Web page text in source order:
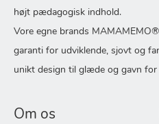
højt pædagogisk indhold.
Vore egne brands
garanti for udviklende, sjovt og
unikt design til glæde og gavn for
Om os